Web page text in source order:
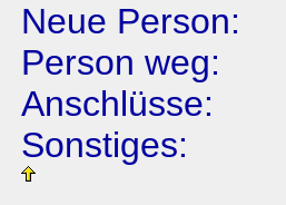
Neue Person:
Person weg:
Anschlüsse:
Sonstiges: